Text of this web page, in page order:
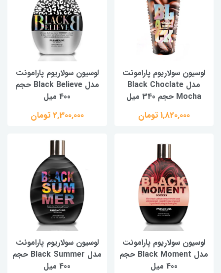
لوسیون سولاریوم پارامونت
مدل Black Choclate
Mocha حجم 340 میل
1,820,000 تومان
لوسیون سولاریوم پارامونت
مدل Black Believe حجم
400 میل
2,300,000 تومان
لوسیون سولاریوم پارامونت
مدل Black Moment حجم
400 میل
لوسیون سولاریوم پارامونت
مدل Black Summer حجم
400 میل